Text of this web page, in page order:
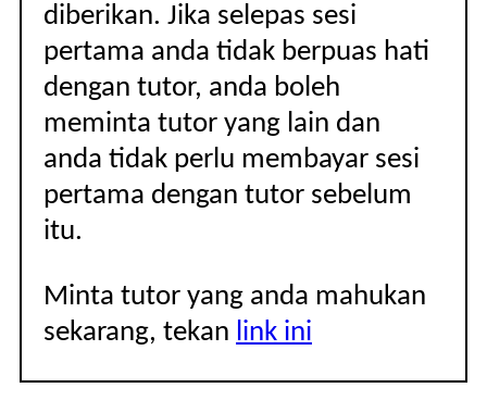
diberikan. Jika selepas sesi
pertama anda tidak berpuas hati
dengan tutor, anda boleh
meminta tutor yang lain dan
anda tidak perlu membayar sesi
pertama dengan tutor sebelum
itu.
Minta tutor yang anda mahukan
sekarang, tekan link ini